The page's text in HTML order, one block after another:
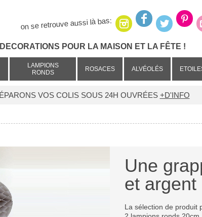
on se retrouve aussi là bas:
POUR LA MAISON ET LA FÊTE !
LAMPIONS
RONDS
ROSACES ALVÉOLÉS
VOS COLIS SOUS 24H OUVRÉES +D'INFO
Une
et argent
La sélection de produit